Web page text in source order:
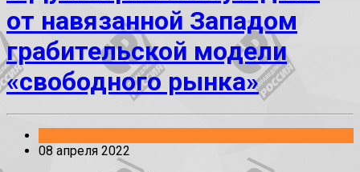
от навязанной Западом
грабительской модели
«свободного рынка»
08 апреля 2022